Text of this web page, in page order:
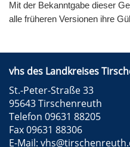
Mit der Bekanntgabe dieser
alle früheren Versionen ihre
vhs des Landkreises
St.-Peter-Straße 33
95643 Tirschenreuth
Telefon 09631 88205
Fax 09631 88306
E-Mail: